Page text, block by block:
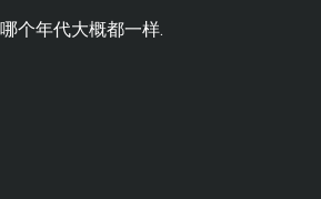
个年代大概都一样.